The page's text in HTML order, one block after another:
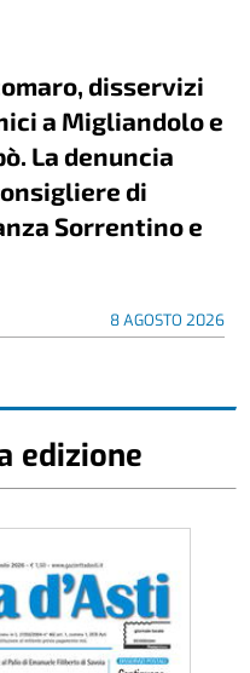
disservizi
a Migliandolo e
La denuncia
di
Sorrentino e
8 AGOSTO 2026
edizione